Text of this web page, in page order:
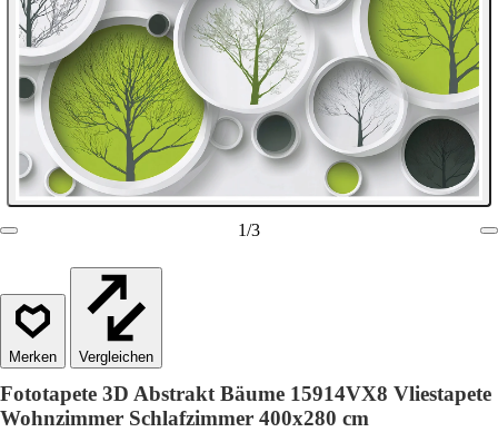
1/3
Vergleichen
Fototapete 3D Abstrakt Bäume 15914VX8 Vliestapete
Wohnzimmer Schlafzimmer 400x280 cm